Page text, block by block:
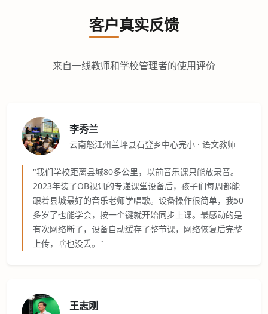
客户真实反馈
来自一线教师和学校管理者的使用评价
李秀兰
云南怒江州兰坪县石登乡中心完小 · 语文教师
"我们学校距离县城80多公里，以前音乐课只能放录音。
2023年装了OB视讯的专递课堂设备后，孩子们每周都能
跟着县城最好的音乐老师学唱歌。设备操作很简单，我50
多岁了也能学会，按一个键就开始同步上课。最感动的是
有次网络断了，设备自动缓存了整节课，网络恢复后完整
上传，啥也没丢。"
王志刚